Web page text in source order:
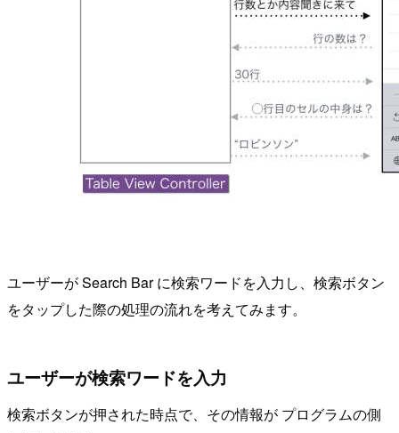
ユーザーが Search Bar に検索ワードを入力し、検索ボタン
をタップした際の処理の流れを考えてみます。
ユーザーが検索ワードを入力
検索ボタンが押された時点で、その情報が プログラムの側